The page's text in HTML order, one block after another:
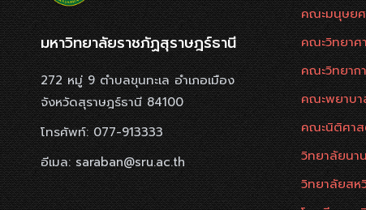
มหาวิทยาลัยราชภัฏสุราษฎร์ธานี
272 หมู่ 9 ตำบลขุนทะเล อำเภอเมือง
จังหวัดสุราษฎร์ธานี 84100
โทรศัพท์: 077-913333
อีเมล: saraban@sru.ac.th
คณะมนุษย
คณะวิทยาศ
คณะวิทยาก
คณะพยาบ
คณะนิติศา
วิทยาลัยนา
วิทยาลัยสห